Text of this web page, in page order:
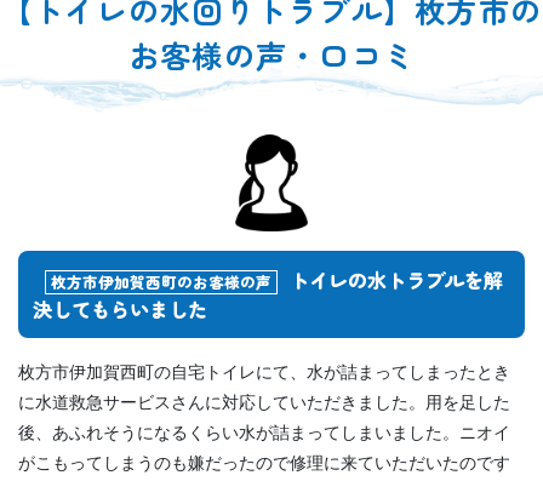
【トイレの水回りトラブル】枚方市の
お客様の声・口コミ
枚方市伊加賀西町のお客様の声
トイレの水トラブルを解
決してもらいました
枚方市伊加賀西町の自宅トイレにて、水が詰まってしまったとき
に水道救急サービスさんに対応していただきました。用を足した
後、あふれそうになるくらい水が詰まってしまいました。ニオイ
がこもってしまうのも嫌だったので修理に来ていただいたのです